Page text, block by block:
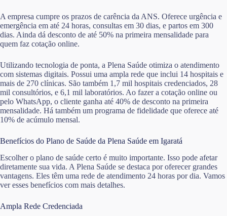
A empresa cumpre os prazos de carência da ANS. Oferece urgência e
emergência em até 24 horas, consultas em 30 dias, e partos em 300
dias. Ainda dá desconto de até 50% na primeira mensalidade para
quem faz cotação online.
Utilizando tecnologia de ponta, a Plena Saúde otimiza o atendimento
com sistemas digitais. Possui uma ampla rede que inclui 14 hospitais e
mais de 270 clínicas. São também 1,7 mil hospitais credenciados, 28
mil consultórios, e 6,1 mil laboratórios. Ao fazer a cotação online ou
pelo WhatsApp, o cliente ganha até 40% de desconto na primeira
mensalidade. Há também um programa de fidelidade que oferece até
10% de acúmulo mensal.
Benefícios do Plano de Saúde da Plena Saúde em Igaratá
Escolher o plano de saúde certo é muito importante. Isso pode afetar
diretamente sua vida. A Plena Saúde se destaca por oferecer grandes
vantagens. Eles têm uma rede de atendimento 24 horas por dia. Vamos
ver esses benefícios com mais detalhes.
Ampla Rede Credenciada